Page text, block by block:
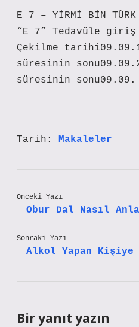
E 7 – YİRMİ BİN
“E 7” Tedavüle
Çekilme
süresinin
süresinin sonu09.09.
Tarih: Makaleler
Önceki Yazı
Obur Dal Nasıl
Sonraki Yazı
Alkol Yapan Kişiye
Bir yanıt yazın